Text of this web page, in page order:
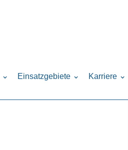
Einsatzgebiete Karriere